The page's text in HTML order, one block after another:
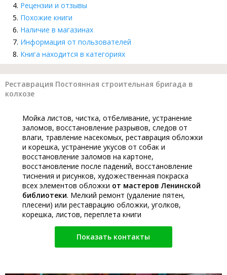
Рецензии и отзывы
Похожие книги
Наличие в магазинах
Информация от пользователей
Книга находится в категориях
Реставрация Постоянная строительная бригада в
колхозе
Мойка листов, чистка, отбеливание, устранение
заломов, восстановление разрывов, следов от
влаги, травление насекомых, реставрация обложки
и корешка, устранение укусов от собак и
восстановление заломов на картоне,
восстановление после падений, восстановление
тиснения и рисунков, художественная покраска
всех элементов обложки от мастеров Ленинской
библиотеки. Мелкий ремонт (удаление пятен,
плесени) или реставрацию обложки, уголков,
корешка, листов, переплета книги
Показать контакты